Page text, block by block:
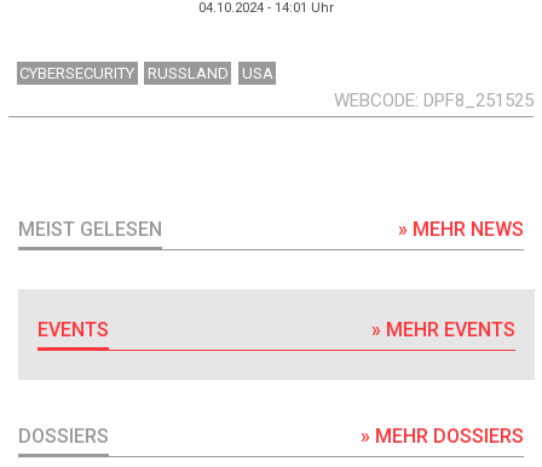
04.10.2024 - 14:01 Uhr
CYBERSECURITY RUSSLAND USA
WEBCODE DPF8_251525
MEIST GELESEN » MEHR NEWS
EVENTS » MEHR EVENTS
DOSSIERS » MEHR DOSSIERS